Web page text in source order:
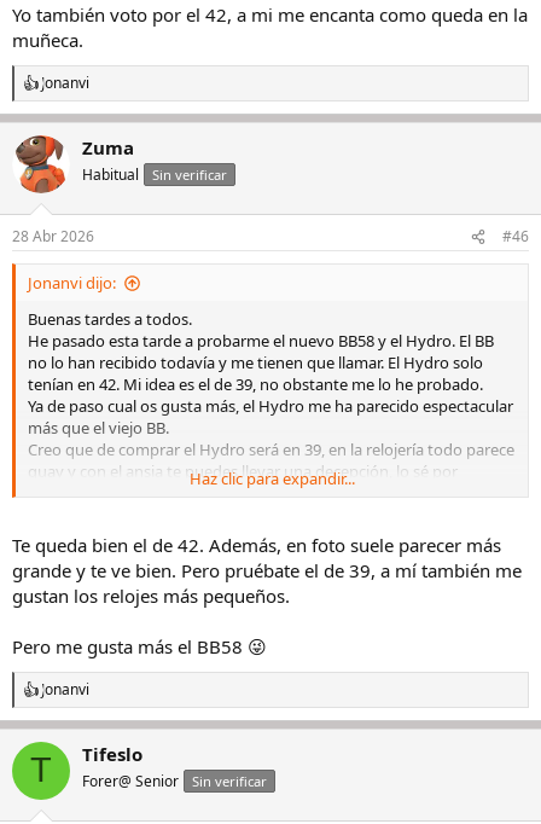
:
Yo también voto por el 42, a mi me encanta como queda en la
muñeca.
R
e
a
c
c
i
e
s
Jonanvi
Zuma
Habitual Sin verificar
28 Abr 2026 #46
Jonanvi dijo:
Buenas tardes a todos.
He pasado esta tarde a probarme el nuevo BB58 y el Hydro. El BB
no lo han recibido todavía y me tienen que llamar. El Hydro solo
tenían en 42. Mi idea es el de 39, no obstante me lo he probado.
Ya de paso cual os gusta más, el Hydro me ha parecido espectacular
más que el viejo BB.
Creo que de comprar el Hydro será en 39, en la relojería todo parece
guay y con el ansia te puedes llevar una decepción, lo sé por
experiencia. El 42 se ve imponente, aunque no me quede mal.
era la versión anteruor.
Ver el archivos adjunto 3483165
Ver el archivos adjunto 3483167
Haz clic para expandir...
Te queda bien el de 42. Además, en foto suele parecer más
grande y te ve bien. Pero pruébate el de 39, a mí también me
gustan los relojes más pequeños.
Pero me gusta más el BB58 😜
R
e
a
c
i
Jonanvi
T Tifeslo
Forer@ Senior Sin verificar